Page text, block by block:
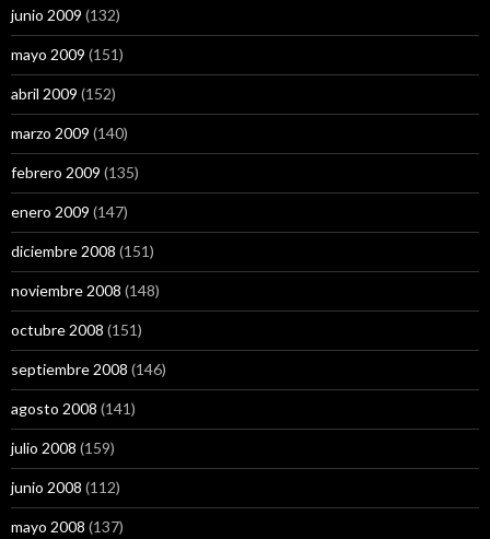
junio 2009 (132)
mayo 2009 (151)
abril 2009 (152)
marzo 2009 (140)
febrero 2009 (135)
enero 2009 (147)
diciembre 2008 (151)
noviembre 2008 (148)
octubre 2008 (151)
septiembre 2008 (146)
agosto 2008 (141)
julio 2008 (159)
junio 2008 (112)
mayo 2008 (137)